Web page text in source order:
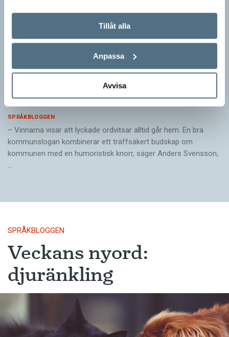
Tillåt alla
Anpassa
Avvisa
Pressmeddelande: Hjovisst älskar vi
ordvitsar!
SPRÅKBLOGGEN
– Vinnarna visar att lyckade ordvitsar alltid går hem. En bra
kommunslogan kombinerar ett träffsäkert budskap om
kommunen med en humoristisk knorr, säger Anders Svensson,
…
SPRÅKBLOGGEN
Veckans nyord:
djuränkling